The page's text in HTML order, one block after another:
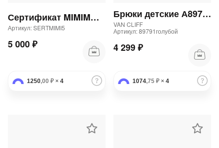
Сертификат MIMIMODA 5000 р.
Артикул: SERTMIMI5
5 000 ₽
1250,00 ₽ × 4
Брюки детские А89791 "Аларо блю юниор" 82Бр
VAN CLIFF
Артикул: 89791голубой
4 299 ₽
1074,75 ₽ × 4